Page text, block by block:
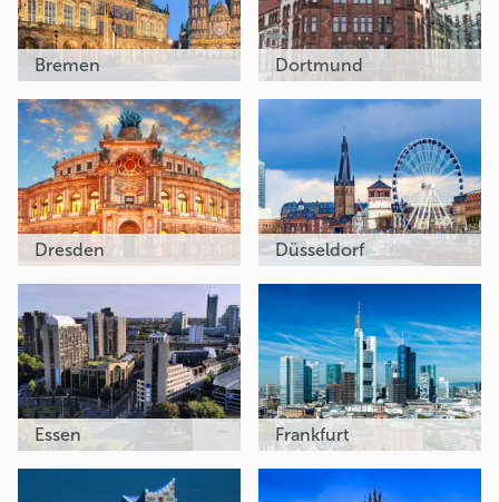
Bremen Dortmund
Dresden Düsseldorf
Essen Frankfurt